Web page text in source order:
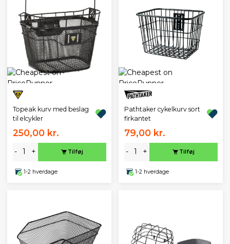
Topeak kurv med beslag
til elcykler
250,00 kr.
- + Tilføj
1-2 hverdage
Pathtaker cykelkurv sort
firkantet
79,00 kr.
- + Tilføj
1-2 hverdage